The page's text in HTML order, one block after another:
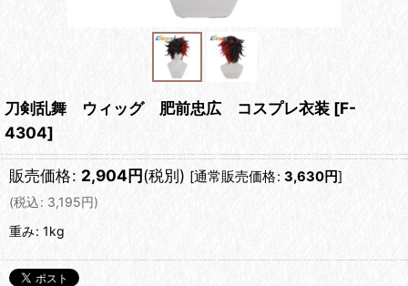
刀剣乱舞 ウィッグ 肥前忠広 コスプレ衣装 [F-
4304]
販売価格: 2,904円(税別) [通常販売価格: 3,630円]
(税込: 3,195円)
重み: 1kg